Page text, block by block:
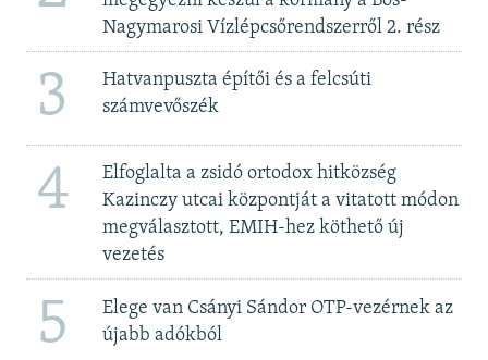
Nagymarosi Vízlépcsőrendszerről 2. rész
3
Hatvanpuszta építői és a felcsúti
számvevőszék
4
Elfoglalta a zsidó ortodox hitközség
Kazinczy utcai központját a vitatott módon
megválasztott, EMIH-hez köthető új
vezetés
5
Elege van Csányi Sándor OTP-vezérnek az
újabb adókból